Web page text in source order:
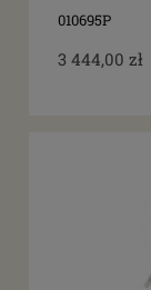
010695P
3 444,00 zł